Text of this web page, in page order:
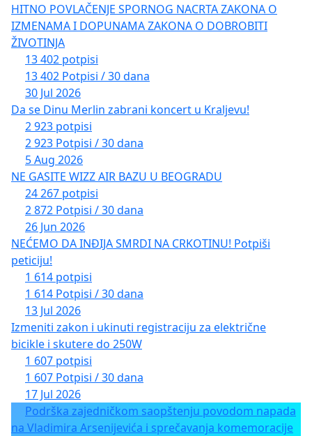
HITNO POVLAČENJE SPORNOG NACRTA ZAKONA O
IZMENAMA I DOPUNAMA ZAKONA O DOBROBITI
ŽIVOTINJA
13 402 potpisi
13 402 Potpisi / 30 dana
30 Jul 2026
Da se Dinu Merlin zabrani koncert u Kraljevu!
2 923 potpisi
2 923 Potpisi / 30 dana
5 Aug 2026
NE GASITE WIZZ AIR BAZU U BEOGRADU
24 267 potpisi
2 872 Potpisi / 30 dana
26 Jun 2026
NEĆEMO DA INĐIJA SMRDI NA CRKOTINU! Potpiši
peticiju!
1 614 potpisi
1 614 Potpisi / 30 dana
13 Jul 2026
Izmeniti zakon i ukinuti registraciju za električne
bicikle i skutere do 250W
1 607 potpisi
1 607 Potpisi / 30 dana
17 Jul 2026
Podrška zajedničkom saopštenju povodom napada
na Vladimira Arsenijevića i sprečavanja komemoracije